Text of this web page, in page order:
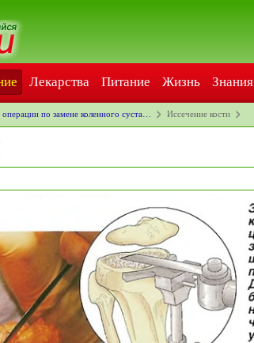
Лекарства Питание Жизнь Знания
по замене коленного суста… Иссечение кости